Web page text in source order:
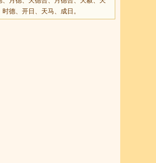
德、开日、天马、成日。